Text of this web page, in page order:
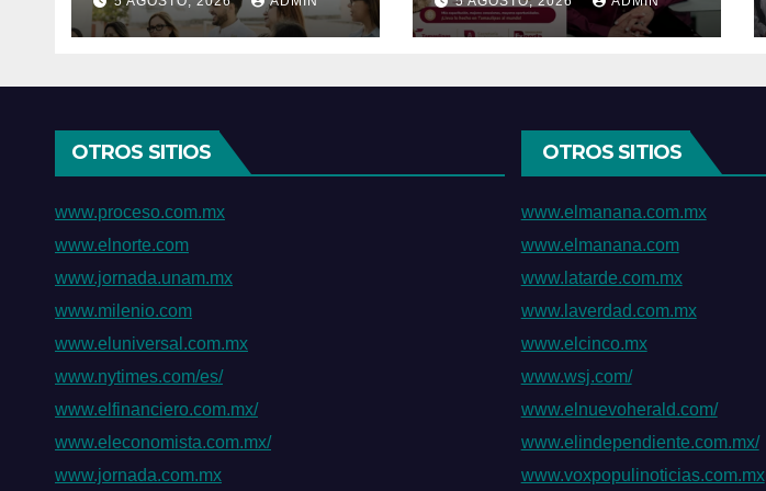
trabajo en territorio
con programa “De
Tamaulipas para
OTROS SITIOS
www.proceso.com.mx
www.elnorte.com
www.jornada.unam.mx
www.milenio.com
www.eluniversal.com.mx
www.nytimes.com/es/
www.elfinanciero.com.mx/
www.eleconomista.com.mx/
www.jornada.com.mx
OTROS SITIOS
www.elmanana.com.mx
www.elmanana.com
www.latarde.com.mx
www.laverdad.com.mx
www.elcinco.mx
www.wsj.com/
www.elnuevoherald.com/
www.elindependiente.com.mx/
www.voxpopulinoticias.com.mx